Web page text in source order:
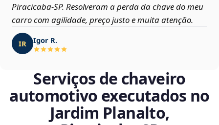
Piracicaba‑SP. Resolveram a perda da chave do meu
carro com agilidade, preço justo e muita atenção.
IR Igor R.
Serviços de chaveiro
automotivo executados no
Jardim Planalto,